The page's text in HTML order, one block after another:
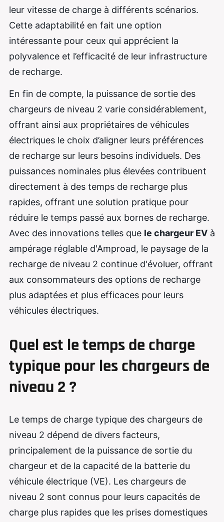
leur vitesse de charge à différents scénarios.
Cette adaptabilité en fait une option
intéressante pour ceux qui apprécient la
polyvalence et l’efficacité de leur infrastructure
de recharge.
En fin de compte, la puissance de sortie des
chargeurs de niveau 2 varie considérablement,
offrant ainsi aux propriétaires de véhicules
électriques le choix d’aligner leurs préférences
de recharge sur leurs besoins individuels. Des
puissances nominales plus élevées contribuent
directement à des temps de recharge plus
rapides, offrant une solution pratique pour
réduire le temps passé aux bornes de recharge.
Avec des innovations telles que le chargeur EV à
ampérage réglable d'Amproad, le paysage de la
recharge de niveau 2 continue d'évoluer, offrant
aux consommateurs des options de recharge
plus adaptées et plus efficaces pour leurs
véhicules électriques.
Quel est le temps de charge
typique pour les chargeurs de
niveau 2 ?
Le temps de charge typique des chargeurs de
niveau 2 dépend de divers facteurs,
principalement de la puissance de sortie du
chargeur et de la capacité de la batterie du
véhicule électrique (VE). Les chargeurs de
niveau 2 sont connus pour leurs capacités de
charge plus rapides que les prises domestiques